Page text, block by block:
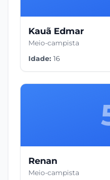
Kauã Edmar
Meio-campista
Idade: 16
Renan
Meio-campista